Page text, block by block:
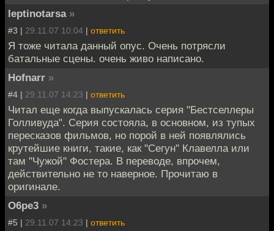
leptinotarsa »
#3 | 29.11.07 10:04 | ответить
Я тоже читала данный опус. Очень потрясли
батальные сцены. очень живо написано.
Hofnarr »
#4 | 29.11.07 14:23 | ответить
Читал еще когда выпускалась серия "Бестселлеры
Голливуда". Серия состояла, в основном, из тупых
пересказов фильмов, но порой в ней появлялись
крутейшие книги, такие, как "Сегун" Клавелла или
там "Чужой" Фостера. В переводе, впрочем,
действительно не то наверное. Прочитаю в
оригинале.
O6pe3 »
#5 | 29.11.07 14:23 | ответить